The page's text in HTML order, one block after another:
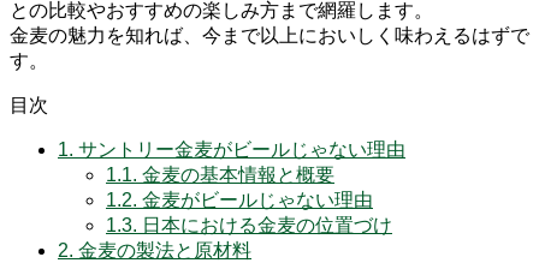
との比較やおすすめの楽しみ方まで網羅します。
金麦の魅力を知れば、今まで以上においしく味わえるはずで
す。
目次
1. サントリー金麦がビールじゃない理由
1.1. 金麦の基本情報と概要
1.2. 金麦がビールじゃない理由
1.3. 日本における金麦の位置づけ
2. 金麦の製法と原材料